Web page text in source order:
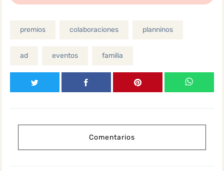
premios colaboraciones planninos
ad eventos familia
Comentarios